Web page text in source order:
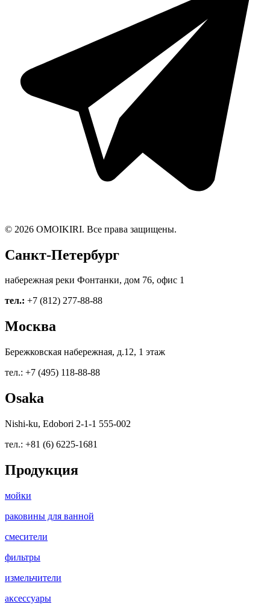
© 2026 OMOIKIRI. Все права защищены.
Санкт-Петербург
набережная реки Фонтанки, дом 76, офис 1
тел.: +7 (812) 277-88-88
Москва
Бережковская набережная, д.12, 1 этаж
тел.: +7 (495) 118-88-88
Osaka
Nishi-ku, Edobori 2-1-1 555-002
тел.: +81 (6) 6225-1681
Продукция
мойки
раковины для ванной
смесители
фильтры
измельчители
аксессуары